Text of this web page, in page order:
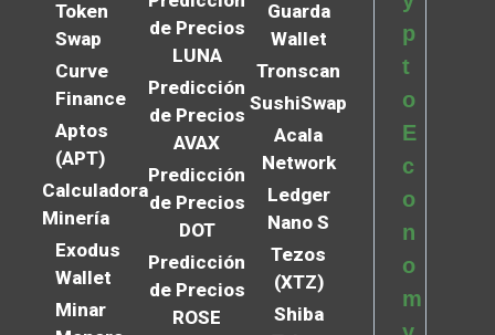
Token
Swap
Curve
Finance
Aptos
(APT)
Calculadora
Minería
Exodus
Wallet
Minar
de Precios
LUNA
Predicción
de Precios
AVAX
Predicción
de Precios
DOT
Predicción
de Precios
ROSE
Guarda
Wallet
Tronscan
SushiSwap
Acala
Network
Ledger
Nano S
Tezos
(XTZ)
Shiba
p
t
o
E
c
o
n
o
m